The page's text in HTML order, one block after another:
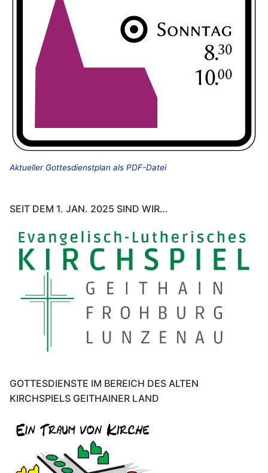
Aktueller Gottesdienstplan als PDF-Datei
SEIT DEM 1. JAN. 2025 SIND WIR…
GOTTESDIENSTE IM BEREICH DES ALTEN
KIRCHSPIELS GEITHAINER LAND